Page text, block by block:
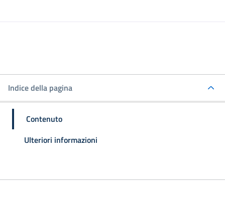
Indice della pagina
Contenuto
Ulteriori informazioni